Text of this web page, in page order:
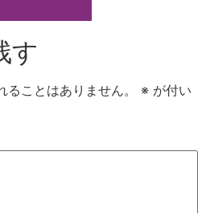
す
ことはありません。 ※ が付い